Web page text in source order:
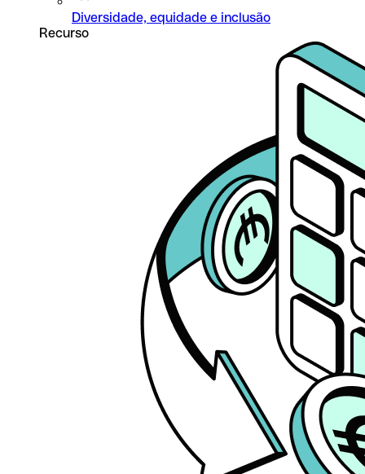
Diversidade, equidade e inclusão
Recurso